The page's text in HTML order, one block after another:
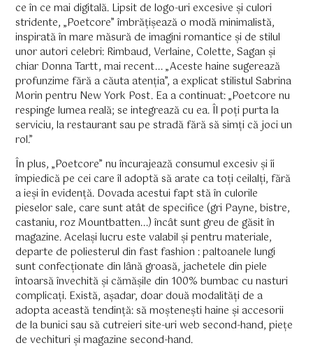
ce în ce mai digitală. Lipsit de logo-uri excesive și culori
stridente, „Poetcore” îmbrățișează o modă minimalistă,
inspirată în mare măsură de imagini romantice și de stilul
unor autori celebri: Rimbaud, Verlaine, Colette, Sagan și
chiar Donna Tartt, mai recent... „Aceste haine sugerează
profunzime fără a căuta atenția”, a explicat stilistul Sabrina
Morin pentru New York Post. Ea a continuat: „Poetcore nu
respinge lumea reală; se integrează cu ea. Îl poți purta la
serviciu, la restaurant sau pe stradă fără să simți că joci un
rol.”
În plus, „Poetcore” nu încurajează consumul excesiv și îi
împiedică pe cei care îl adoptă să arate ca toți ceilalți, fără
a ieși în evidență. Dovada acestui fapt stă în culorile
pieselor sale, care sunt atât de specifice (gri Payne, bistre,
castaniu, roz Mountbatten...) încât sunt greu de găsit în
magazine. Același lucru este valabil și pentru materiale,
departe de poliesterul din fast fashion : paltoanele lungi
sunt confecționate din lână groasă, jachetele din piele
întoarsă învechită și cămășile din 100% bumbac cu nasturi
complicați. Există, așadar, doar două modalități de a
adopta această tendință: să moștenești haine și accesorii
de la bunici sau să cutreieri site-uri web second-hand, piețe
de vechituri și magazine second-hand.